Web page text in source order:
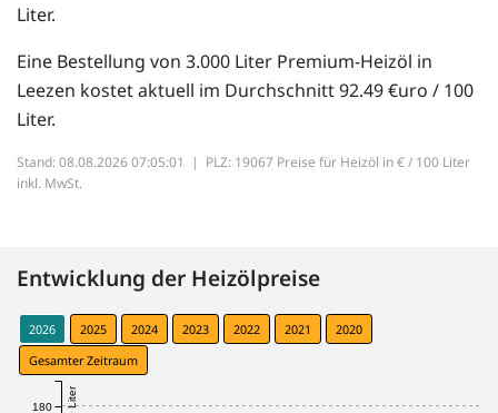
Liter.
Eine Bestellung von 3.000 Liter Premium-Heizöl in
Leezen kostet aktuell im Durchschnitt 92.49 €uro / 100
Liter.
Stand: 08.08.2026 07:05:01 | PLZ: 19067 Preise für Heizöl in € / 100 Liter
inkl. MwSt.
Entwicklung der Heizölpreise
2026 2025 2024 2023 2022 2021
2020
Gesamter Zeitraum
180